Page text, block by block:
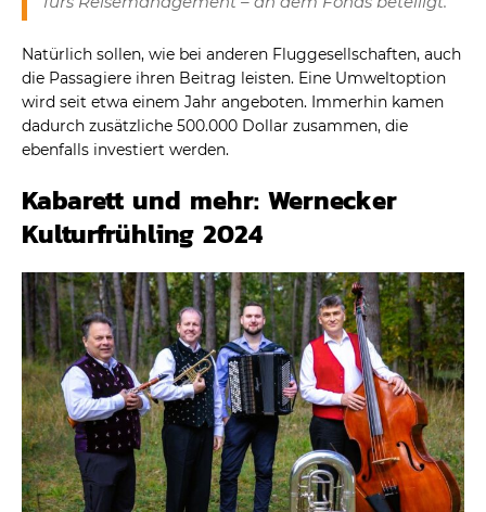
Natürlich sollen, wie bei anderen Fluggesellschaften, auch
die Passagiere ihren Beitrag leisten. Eine Umweltoption
wird seit etwa einem Jahr angeboten. Immerhin kamen
dadurch zusätzliche 500.000 Dollar zusammen, die
ebenfalls investiert werden.
Kabarett und mehr: Wernecker
Kulturfrühling 2024